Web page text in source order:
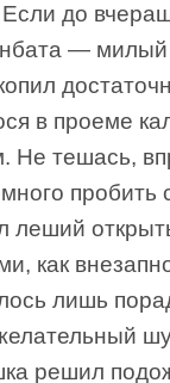
до
—
в проеме
Не тешась,
пробить
леший
как
лишь
решил